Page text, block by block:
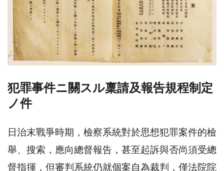
犯罪事件ニ關スル稟請及報告規程制定
ノ件
日治末戰爭時期，檢察系統對於思想犯罪案件的檢
舉、搜索，應向總督報告，甚至起訴與否尚須受總
督指揮，但審判系統仍就個案自為裁判，僅法院院